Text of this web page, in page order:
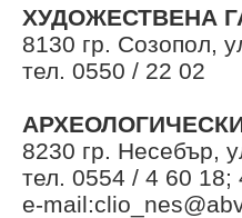
ХУДОЖЕСТВЕНА
8130 гр. Созопол,
тел. 0550 / 22 02
8230 гр. Несебър,
тел. 0554 / 4 60 18;
e-mail: